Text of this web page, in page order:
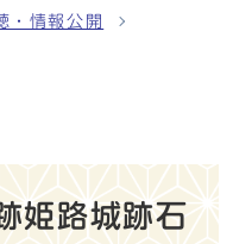
・情報公開
姫路城跡石